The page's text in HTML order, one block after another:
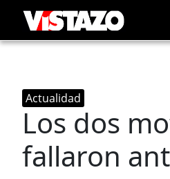
Actualidad
Los dos
fallaron